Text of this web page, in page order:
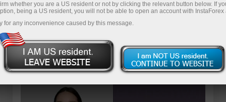
whether you are a US resident or not by clicking the relevant button below. If
being a US resident, you will not be able to open an account with InstaForex
for any inconvenience caused by this message.